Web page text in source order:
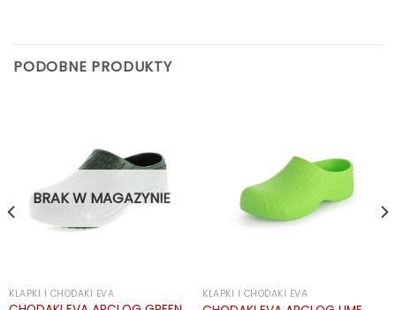
PODOBNE PRODUKTY
BRAK W MAGAZYNIE
KLAPKI I CHODAKI EVA KLAPKI I CHODAKI EVA